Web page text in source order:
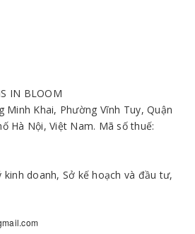
IN BLOOM
Khai, Phường Vĩnh Tuy, Quận
Hà Nội, Việt Nam. Mã số thuế:
kinh doanh, Sở kế hoạch và đầu tư,